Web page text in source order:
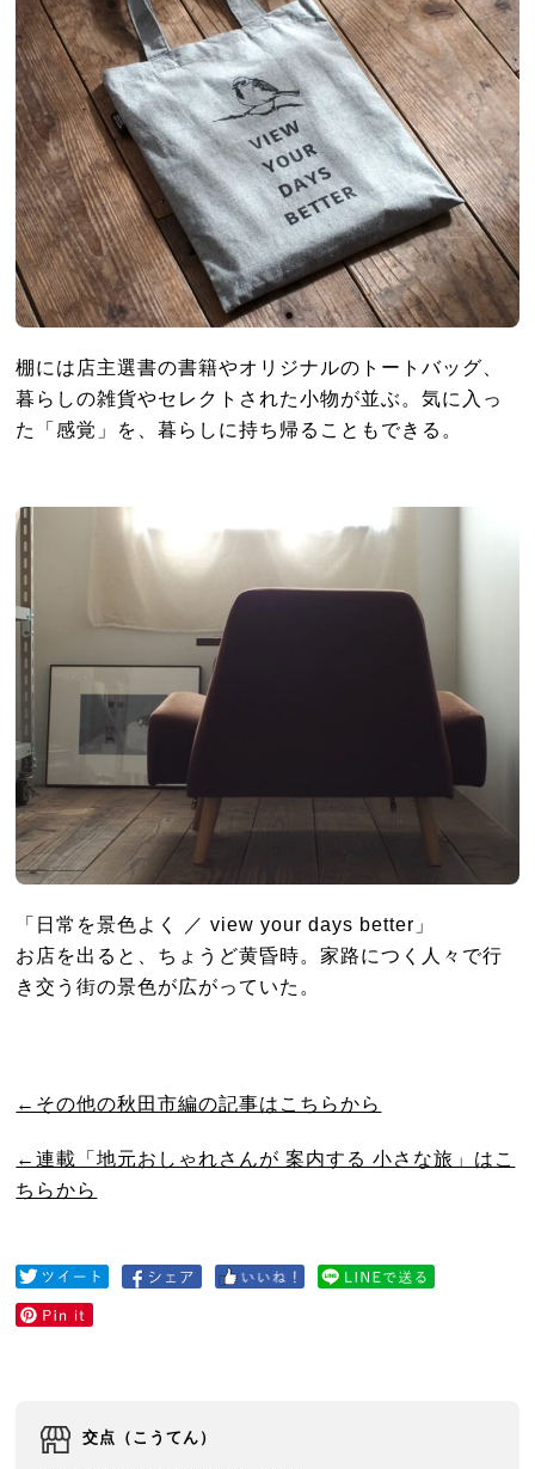
棚には店主選書の書籍やオリジナルのトートバッグ、
暮らしの雑貨やセレクトされた小物が並ぶ。気に入っ
た「感覚」を、暮らしに持ち帰ることもできる。
「日常を景色よく ／ view your days better」
お店を出ると、ちょうど黄昏時。家路につく人々で行
き交う街の景色が広がっていた。
←その他の秋田市編の記事はこちらから
←連載「地元おしゃれさんが 案内する 小さな旅」はこ
ちらから
交点（こうてん）